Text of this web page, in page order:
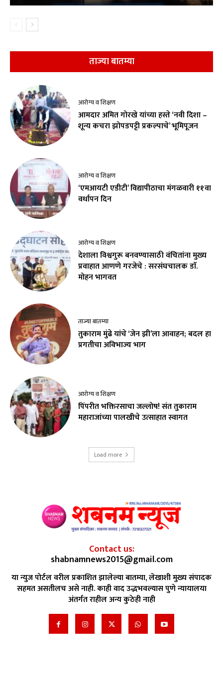
ताज्या बातम्या
आरोग्य व शिक्षण
आमदार अमित गोरखे यांच्या हस्ते ‘नवी दिशा –
शून्य कचरा झोपडपट्टी प्रकल्पाचे’ भूमिपूजन
आरोग्य व शिक्षण
‘एमआयटी एडीटी’ विद्यापीठाचा मंगळवारी ११वा
वर्धापन दिन
आरोग्य व शिक्षण
देशाला विश्वगुरू बनवण्यासाठी वंचितांना मुख्य
प्रवाहात आणणे गरजेचे : सरसंघचालक डाॅ.
मोहन भागवत
ताज्या बातम्या
तुकाराम मुंढे यांचे ‘जेन झी’ला आवाहन; बदल हा
प्रगतीचा अविभाज्य भाग
आरोग्य व शिक्षण
पिंपरीत भक्तिरसाचा जल्लोष! संत तुकाराम
महाराजांच्या पालखीचे उत्साहात स्वागत
Load more
Contact us:
shabnamnews2015@gmail.com
या न्युज पोर्टल वरील प्रकाशित झालेल्या बातम्या, लेखाशी मुख्य संपादक
सहमत असतीलच असे नाही. काही वाद उद्भभवल्यास पुणे न्यायालया
अंतर्गत राहील अन्य कुठेही नाही